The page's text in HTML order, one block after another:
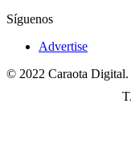
Síguenos
Advertise
© 2022 Caraota Digital.